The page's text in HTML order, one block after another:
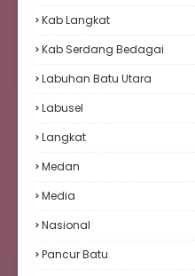
Kab Langkat
Kab Serdang Bedagai
Labuhan Batu Utara
Labusel
Langkat
Medan
Media
Nasional
Pancur Batu